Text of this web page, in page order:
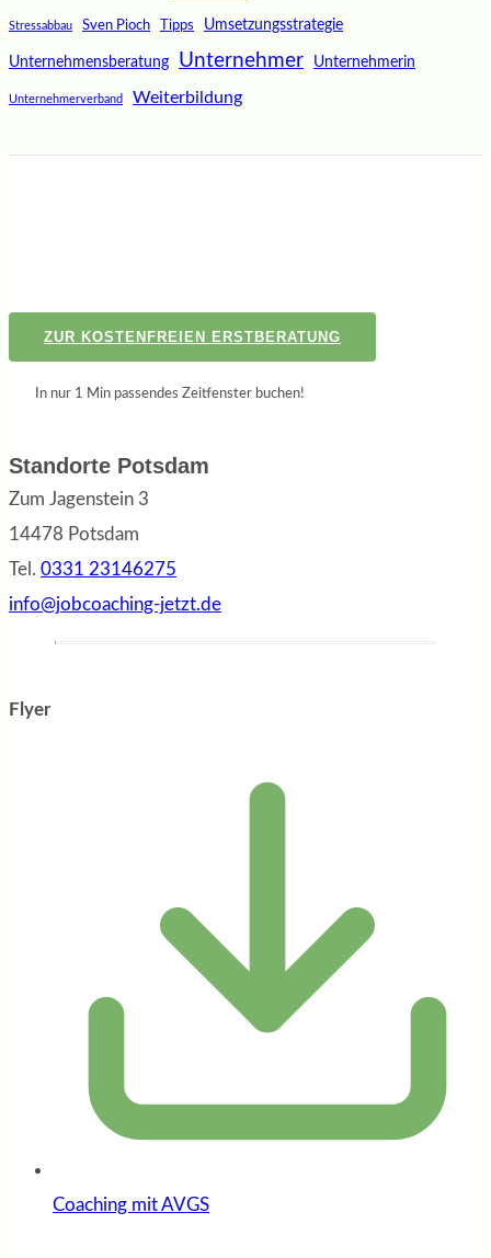
Stressabbau Sven Pioch Tipps Umsetzungsstrategie
Unternehmensberatung Unternehmer Unternehmerin
Unternehmerverband Weiterbildung
ZUR KOSTENFREIEN ERSTBERATUNG
In nur 1 Min passendes Zeitfenster buchen!
Standorte Potsdam
Zum Jagenstein 3
14478 Potsdam
Tel. 0331 23146275
info@jobcoaching-jetzt.de
Flyer
Coaching mit AVGS